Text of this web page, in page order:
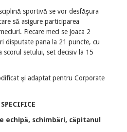
sportivă se vor desfăşura
să asigure participarea
Fiecare meci se joaca 2
disputate pana la 21 puncte, cu
setului, set decisiv la 15
şi adaptat pentru Corporate
echipă, schimbări, căpitanul